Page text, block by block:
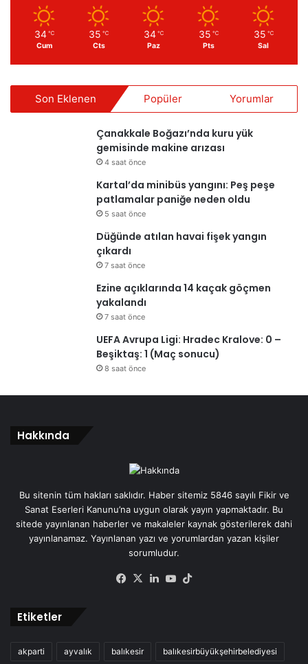
34 ℃
Cum
35 ℃
Cts
34 ℃
Paz
35 ℃
Pts
35 ℃
Sal
Son Eklenen Popüler Yorumlar
Çanakkale Boğazı’nda kuru yük
gemisinde makine arızası
4 saat önce
Kartal’da minibüs yangını: Peş peşe
patlamalar paniğe neden oldu
5 saat önce
Düğünde atılan havai fişek yangın
çıkardı
7 saat önce
Ezine açıklarında 14 kaçak göçmen
yakalandı
7 saat önce
UEFA Avrupa Ligi: Hradec Kralove: 0 –
Beşiktaş: 1 (Maç sonucu)
8 saat önce
Hakkında
Bu sitenin tüm hakları saklıdır. Haber sitemiz 5846 sayılı Fikir ve
Sanat Eserleri Kanunu’na uygun olarak yayın yapmaktadır. Bu
sitede yayınlanan haberler ve makaleler kaynak gösterilerek dahi
yayınlanamaz. Yayınlanan yazı ve yorumlardan yazan kişiler
sorumludur.
Facebook
X LinkedInYouTube
Etiketler
akparti ayvalık balıkesir balıkesirbüyükşehirbelediyesi